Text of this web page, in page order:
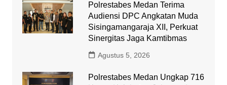
Polrestabes Medan Terima
Audiensi DPC Angkatan Muda
Sisingamangaraja XII, Perkuat
Sinergitas Jaga Kamtibmas
Agustus 5, 2026
Polrestabes Medan Ungkap 716